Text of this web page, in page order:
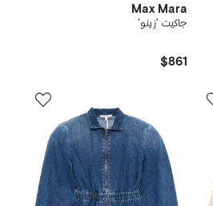
Max Mara
جاكيت 'زينو'
$861